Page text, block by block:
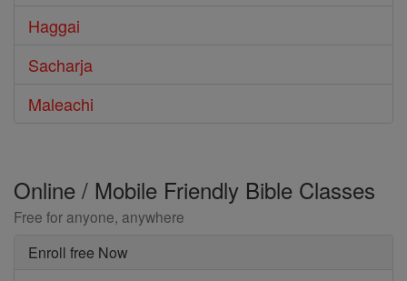
Haggai
Sacharja
Maleachi
Online / Mobile Friendly Bible Classes
Free for anyone, anywhere
Enroll free Now